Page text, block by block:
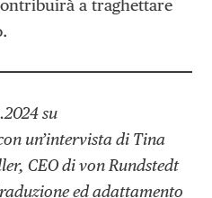
a traghettare
su
un’intervista di Tina
CEO di von Rundstedt
ed adattamento